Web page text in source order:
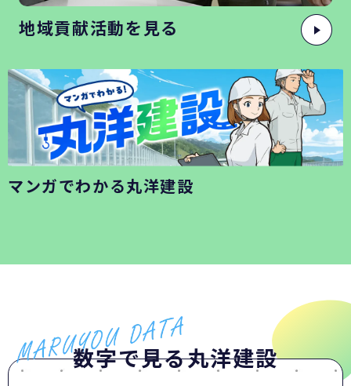
地域貢献活動を見る
マンガでわかる丸洋建設
数字で見る丸洋建設